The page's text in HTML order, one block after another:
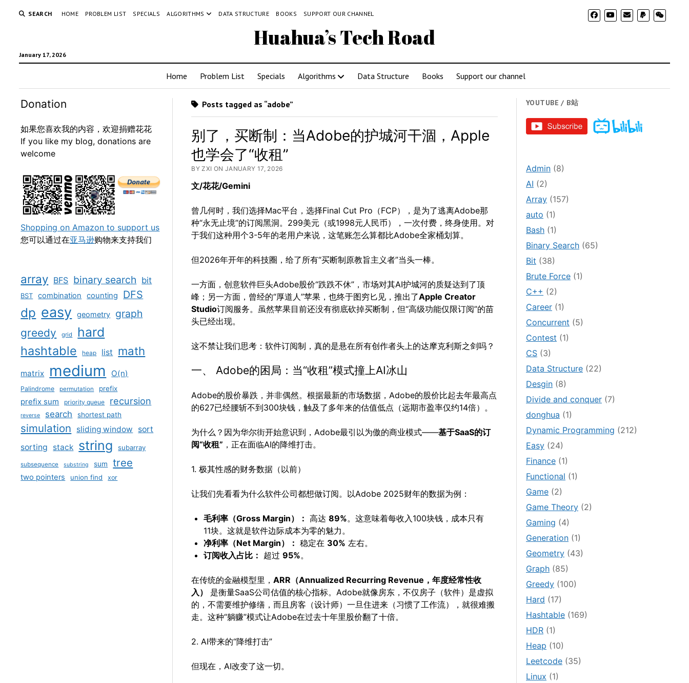
SEARCH HOME PROBLEM LIST SPECIALS ALGORITHMS DATA STRUCTURE BOOKS SUPPORT OUR CHANNEL
Huahua’s Tech Road
January 17, 2026
Home Problem List Specials Algorithms Data Structure Books Support our channel
Donation
如果您喜欢我的内容，欢迎捐赠花花
If you like my blog, donations are
welcome
Shopping on Amazon to support us
您可以通过在亚马逊购物来支持我们
array BFS binary search bit
BST combination counting DFS
dp easy geometry graph
greedy grid hard
hashtable heap list math
matrix medium O(n)
Palindrome permutation prefix
prefix sum priority queue recursion
reverse search shortest path
simulation sliding window
sort
sorting
stack string subarray
subsequence substring sum tree
two pointers union find xor
Posts tagged as “adobe”
别了，买断制：当Adobe的护城河干涸，Apple
也学会了“收租”
BY ZXI ON JANUARY 17, 2026
文/花花/Gemini
曾几何时，我们选择Mac平台，选择Final Cut Pro（FCP），是为了逃离Adobe那
种“永无止境”的订阅黑洞。299美元（或1998元人民币），一次付费，终身使用。对
于我们这种用个3-5年的老用户来说，这笔账怎么算都比Adobe全家桶划算。
但2026年开年的科技圈，给了所有“买断制原教旨主义者”当头一棒。
一方面，创意软件巨头Adobe股价“跌跌不休”，市场对其AI护城河的质疑达到了顶
峰；另一方面，曾经的“厚道人”苹果，也终于图穷匕见，推出了Apple Creator
Studio订阅服务。虽然苹果目前还没有彻底砍掉买断制，但“高级功能仅限订阅”的苗
头已经出现。
这不禁让我们思考：软件订阅制，真的是悬在所有创作者头上的达摩克利斯之剑吗？
一、 Adobe的困局：当“收租”模式撞上AI冰山
Adobe的股价暴跌，并非偶然。根据最新的市场数据，Adobe的股价比起去年最高点
的627已经腰斩不到300块钱，触及了多年来的估值低点（远期市盈率仅约14倍）。
为什么？因为华尔街开始意识到，Adobe最引以为傲的商业模式——基于SaaS的订
阅“收租” ，正在面临AI的降维打击。
1. 极其性感的财务数据（以前）
让我们先看看为什么软件公司都想做订阅。以Adobe 2025财年的数据为例：
毛利率（Gross Margin）： 高达89%。这意味着每收入100块钱，成本只有
11块。这就是软件边际成本为零的魅力。
净利率（Net Margin）： 稳定在 30% 左右。
订阅收入占比： 超过95%。
在传统的金融模型里，ARR（Annualized Recurring Revenue，年度经常性收
入）
是衡量SaaS公司估值的核心指标。Adobe就像房东，不仅房子（软件）是虚拟
的，不需要维护修缮，而且房客（设计师）一旦住进来（习惯了工作流），就很难搬
走。这种“躺赚”模式让Adobe在过去十年里股价翻了十倍。
2. AI带来的“降维打击”
但现在，AI改变了这一切。
YOUTUBE / B站
Admin (8)
AI (2)
Array (157)
auto (1)
Bash (1)
Binary Search (65)
Bit (38)
Brute Force (1)
C++ (2)
Career (1)
Concurrent (5)
Contest (1)
CS (3)
Data Structure (22)
Desgin (8)
Divide and conquer (7)
donghua (1)
Dynamic Programming (212)
Easy (24)
Finance (1)
Functional (1)
Game (2)
Game Theory (2)
Gaming (4)
Generation (1)
Geometry (43)
Graph (85)
Greedy (100)
Hard (17)
Hashtable (169)
HDR (1)
Heap (10)
Leetcode (35)
Linux (1)